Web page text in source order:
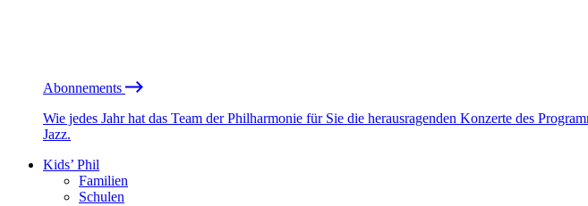
Abonnements
Wie jedes Jahr hat das Team der Philharmonie für Sie die herausragenden Konzerte des
Jazz.
Kids’ Phil
Familien
Schulen